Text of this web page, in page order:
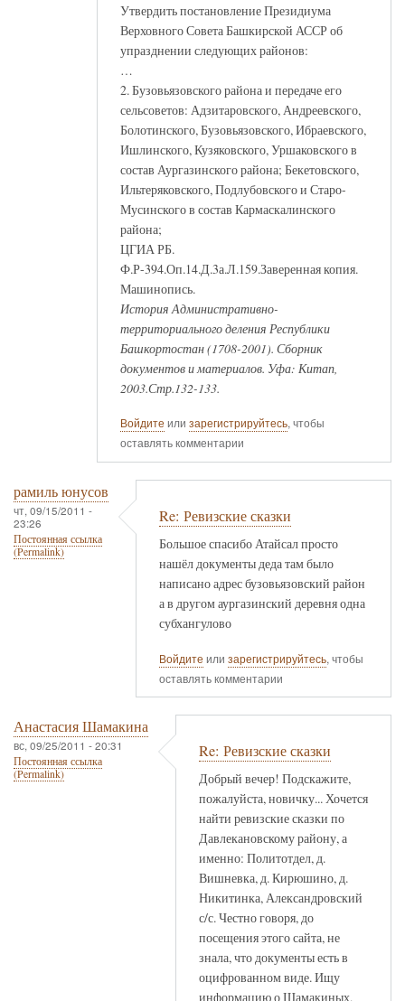
Утвердить постановление Президиума
Верховного Совета Башкирской АССР об
упразднении следующих районов:
…
2. Бузовьязовского района и передаче его
сельсоветов: Адзитаровского, Андреевского,
Болотинского, Бузовьязовского, Ибраевского,
Ишлинского, Кузяковского, Уршаковского в
состав Аургазинского района; Бекетовского,
Ильтеряковского, Подлубовского и Старо-
Мусинского в состав Кармаскалинского
района;
ЦГИА РБ.
Ф.Р-394.Оп.14.Д.3а.Л.159.Заверенная копия.
Машинопись.
История Административно-
территориального деления Республики
Башкортостан (1708-2001). Сборник
документов и материалов. Уфа: Китап,
2003.Стр.132-133.
Войдите или зарегистрируйтесь, чтобы
оставлять комментарии
рамиль юнусов
чт, 09/15/2011 -
23:26
Постоянная ссылка
(Permalink)
Re: Ревизские сказки
Большое спасибо Атайсал просто
нашёл документы деда там было
написано адрес бузовьязовский район
а в другом аургазинский деревня одна
субхангулово
Войдите или зарегистрируйтесь, чтобы
оставлять комментарии
Анастасия Шамакина
вс, 09/25/2011 - 20:31
Постоянная ссылка
(Permalink)
Re: Ревизские сказки
Добрый вечер! Подскажите,
пожалуйста, новичку... Хочется
найти ревизские сказки по
Давлекановскому району, а
именно: Политотдел, д.
Вишневка, д. Кирюшино, д.
Никитинка, Александровский
с/с. Честно говоря, до
посещения этого сайта, не
знала, что документы есть в
оцифрованном виде. Ищу
информацию о Шамакиных,